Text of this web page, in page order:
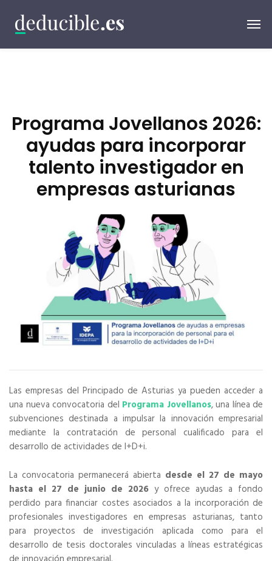
Programa Jovellanos 2026:
ayudas para incorporar
talento investigador en
empresas asturianas
Las empresas del Principado de Asturias ya pueden acceder a
una nueva convocatoria del Programa Jovellanos, una línea de
subvenciones destinada a impulsar la innovación empresarial
mediante la contratación de personal cualificado para el
desarrollo de actividades de I+D+i.
La convocatoria permanecerá abierta desde el 27 de mayo
hasta el 27 de junio de 2026 y ofrece ayudas a fondo
perdido para financiar costes asociados a la incorporación de
profesionales investigadores en empresas asturianas, tanto
para proyectos de investigación aplicada como para el
desarrollo de tesis doctorales vinculadas a líneas estratégicas